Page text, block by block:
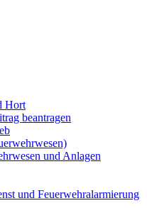
Hort
beantragen
und Anlagen
und Feuerwehralarmierung